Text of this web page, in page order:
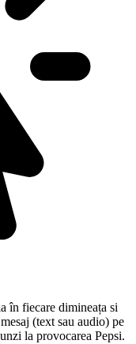
în fiecare dimineața si
(text sau audio) pe
la provocarea Pepsi.